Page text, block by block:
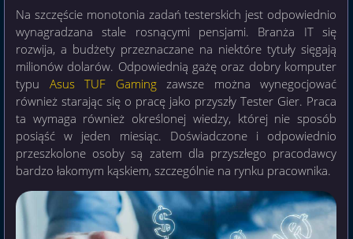
Na szczęście monotonia zadań testerskich jest odpowiednio
wynagradzana stale rosnącymi pensjami. Branża IT się
rozwija, a budżety przeznaczane na niektóre tytuły sięgają
milionów dolarów. Odpowiednią gażę oraz dobry komputer
typu Asus TUF Gamingzawsze można wynegocjować
również starając się o pracę jako przyszły Tester Gier. Praca
ta wymaga również określonej wiedzy, której nie sposób
posiąść w jeden miesiąc. Doświadczone i odpowiednio
przeszkolone osoby są zatem dla przyszłego pracodawcy
bardzo łakomym kąskiem, szczególnie na rynku pracownika.